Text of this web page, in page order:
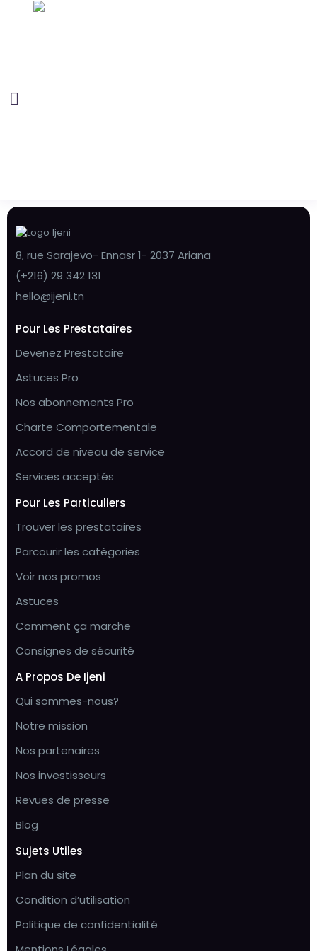
8, rue Sarajevo- Ennasr 1- 2037 Ariana
(+216) 29 342 131
hello@ijeni.tn
Pour Les Prestataires
Devenez Prestataire
Astuces Pro
Nos abonnements Pro
Charte Comportementale
Accord de niveau de service
Services acceptés
Pour Les Particuliers
Trouver les prestataires
Parcourir les catégories
Voir nos promos
Astuces
Comment ça marche
Consignes de sécurité
A Propos De Ijeni
Qui sommes-nous?
Notre mission
Nos partenaires
Nos investisseurs
Revues de presse
Blog
Sujets Utiles
Plan du site
Condition d’utilisation
Politique de confidentialité